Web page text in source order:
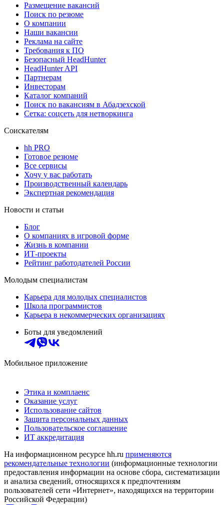
Размещение вакансий
Поиск по резюме
О компании
Наши вакансии
Реклама на сайте
Требования к ПО
Безопасный HeadHunter
HeadHunter API
Партнерам
Инвесторам
Каталог компаний
Поиск по вакансиям в Абадзехской
Сетка: соцсеть для нетворкинга
Соискателям
hh PRO
Готовое резюме
Все сервисы
Хочу у вас работать
Производственный календарь
Экспертная рекомендация
Новости и статьи
Блог
О компаниях в игровой форме
Жизнь в компании
ИТ-проекты
Рейтинг работодателей России
Молодым специалистам
Карьера для молодых специалистов
Школа программистов
Карьера в некоммерческих организациях
Боты для уведомлений
Мобильное приложение
Этика и комплаенс
Оказание услуг
Использование сайтов
Защита персональных данных
Пользовательское соглашение
ИТ аккредитация
На информационном ресурсе hh.ru применяются
рекомендательные технологии (информационные технологии
предоставления информации на основе сбора, систематизации
и анализа сведений, относящихся к предпочтениям
пользователей сети «Интернет», находящихся на территории
Российской Федерации)